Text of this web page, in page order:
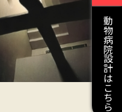
動物病院設計はこちら